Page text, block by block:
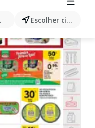
Escolher cidade